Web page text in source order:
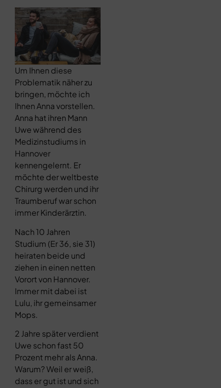
Um Ihnen diese
Problematik näher zu
bringen, möchte ich
Ihnen Anna vorstellen.
Anna hat ihren Mann
Uwe während des
Medizinstudiums in
Hannover
kennengelernt. Er
möchte der weltbeste
Chirurg werden und ihr
Traumberuf war schon
immer Kinderärztin.
Nach 10 Jahren
Studium (Er 36, sie 31)
heiraten beide und
ziehen in einen netten
Vorort von Hannover.
Immer mit dabei ist
Lulu, ihr gemeinsamer
Mops.
2 Jahre später verdient
Uwe schon fast 50
Prozent mehr als Anna.
Warum? Weil er weiß,
dass er gut ist und sich